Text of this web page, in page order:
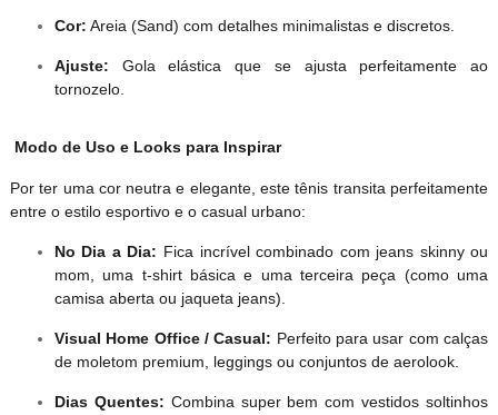
Cor: Areia (Sand) com detalhes minimalistas e discretos.
Ajuste: Gola elástica que se ajusta perfeitamente ao
tornozelo.
Modo de Uso e Looks para Inspirar
Por ter uma cor neutra e elegante, este tênis transita perfeitamente
entre o estilo esportivo e o casual urbano:
No Dia a Dia: Fica incrível combinado com jeans skinny ou
mom, uma t-shirt básica e uma terceira peça (como uma
camisa aberta ou jaqueta jeans).
Visual Home Office / Casual: Perfeito para usar com calças
de moletom premium, leggings ou conjuntos de aerolook.
Dias Quentes: Combina super bem com vestidos soltinhos